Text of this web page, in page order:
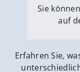
Sie
auf
Erfahren Sie,